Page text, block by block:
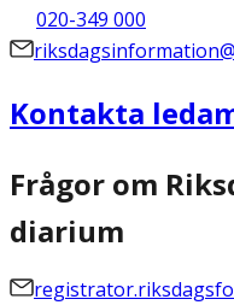
020-349 000
Kontakta
Frågor om
diarium